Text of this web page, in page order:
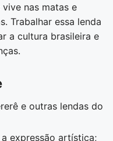
nas matas e
Trabalhar essa lenda
a cultura brasileira e
e outras lendas do
expressão artística;